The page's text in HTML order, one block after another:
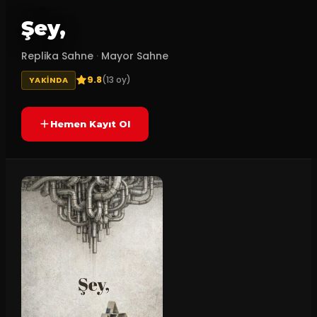
Şey,
Replika Sahne · Mayor Sahne
YAKINDA 9.8(13 oy)
Hemen Kayıt Ol